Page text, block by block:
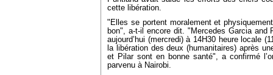
cette libération.
"Elles se portent moralement et
bon", a-t-il encore dit. "Mercedes Garcia and
aujourd’hui (mercredi) à 14H30 heure locale
la libération des deux (humanitaires) après
et Pilar sont en bonne santé", a confirmé
parvenu à Nairobi.